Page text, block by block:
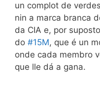
un complot de
nin a marca branca
da CIA e, por
do #15M, que é un
onde cada membro
que lle dá a gana.